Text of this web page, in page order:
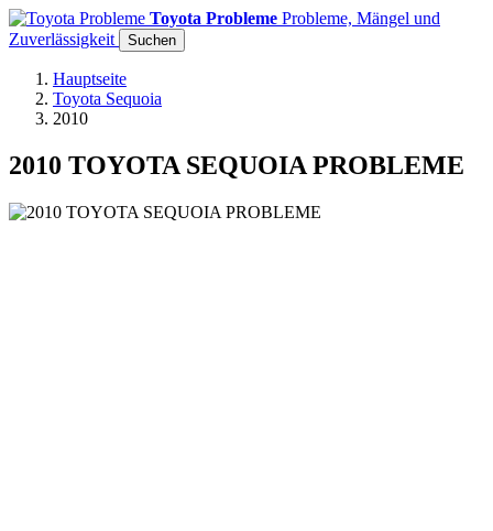
Toyota Probleme Probleme, Mängel und
Zuverlässigkeit
Suchen
Hauptseite
Toyota Sequoia
2010
2010 TOYOTA SEQUOIA PROBLEME